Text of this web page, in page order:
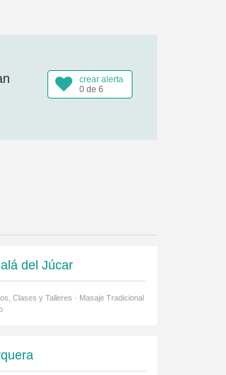
crear alerta
0 de 6
del Júcar
Clases y Talleres · Masaje Tradicional